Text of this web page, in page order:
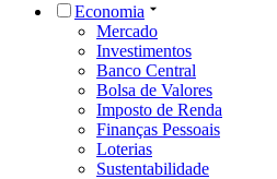
Economia
Mercado
Investimentos
Banco Central
Bolsa de Valores
Imposto de Renda
Finanças Pessoais
Loterias
Sustentabilidade